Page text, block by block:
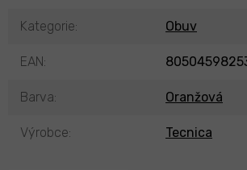
Kategorie: Obuv
EAN:
Barva: Oranžová
Výrobce: Tecnica